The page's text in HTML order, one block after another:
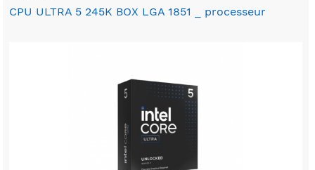
CPU ULTRA 5 245K BOX LGA 1851 _ processeur